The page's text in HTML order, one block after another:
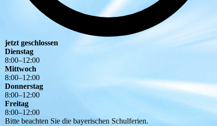
jetzt geschlossen
Dienstag
8:00–12:00
Mittwoch
8:00–12:00
Donnerstag
8:00–12:00
Freitag
8:00–12:00
Bitte beachten Sie die bayerischen Schulferien.